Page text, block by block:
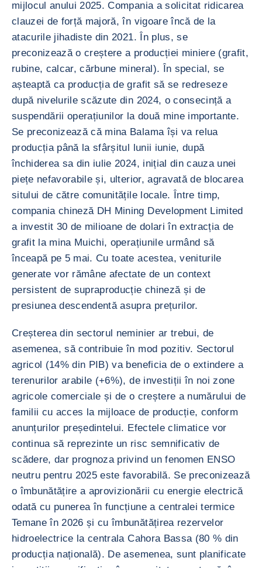
mijlocul anului 2025. Compania a solicitat ridicarea
clauzei de forță majoră, în vigoare încă de la
atacurile jihadiste din 2021. În plus, se
preconizează o creștere a producției miniere (grafit,
rubine, calcar, cărbune mineral). În special, se
așteaptă ca producția de grafit să se redreseze
după nivelurile scăzute din 2024, o consecință a
suspendării operațiunilor la două mine importante.
Se preconizează că mina Balama își va relua
producția până la sfârșitul lunii iunie, după
închiderea sa din iulie 2024, inițial din cauza unei
piețe nefavorabile și, ulterior, agravată de blocarea
sitului de către comunitățile locale. Între timp,
compania chineză DH Mining Development Limited
a investit 30 de milioane de dolari în extracția de
grafit la mina Muichi, operațiunile urmând să
înceapă pe 5 mai. Cu toate acestea, veniturile
generate vor rămâne afectate de un context
persistent de supraproducție chineză și de
presiunea descendentă asupra prețurilor.
Creșterea din sectorul neminier ar trebui, de
asemenea, să contribuie în mod pozitiv. Sectorul
agricol (14% din PIB) va beneficia de o extindere a
terenurilor arabile (+6%), de investiții în noi zone
agricole comerciale și de o creștere a numărului de
familii cu acces la mijloace de producție, conform
anunțurilor președintelui. Efectele climatice vor
continua să reprezinte un risc semnificativ de
scădere, dar prognoza privind un fenomen ENSO
neutru pentru 2025 este favorabilă. Se preconizează
o îmbunătățire a aprovizionării cu energie electrică
odată cu punerea în funcțiune a centralei termice
Temane în 2026 și cu îmbunătățirea rezervelor
hidroelectrice la centrala Cahora Bassa (80 % din
producția națională). De asemenea, sunt planificate